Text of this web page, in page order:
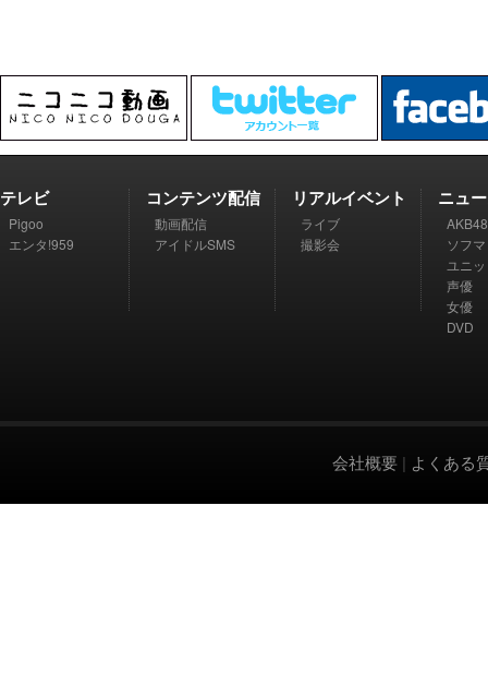
テレビ
Pigoo
エンタ!959
コンテンツ配信
動画配信
アイドルSMS
リアルイベント
ライブ
撮影会
ニュ
AKB48
ソフ
ユニ
声優
女優
DVD
会社概要 | よくある